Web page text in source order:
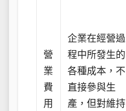
營
業
費
用
企業在經營過
程中所發生的
各種成本，不
直接參與生
產，但對維持